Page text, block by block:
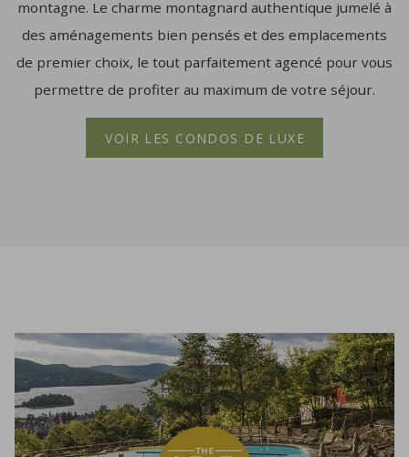
montagne. Le charme montagnard authentique jumelé à
des aménagements bien pensés et des emplacements
de premier choix, le tout parfaitement agencé pour vous
permettre de profiter au maximum de votre séjour.
VOIR LES CONDOS DE LUXE